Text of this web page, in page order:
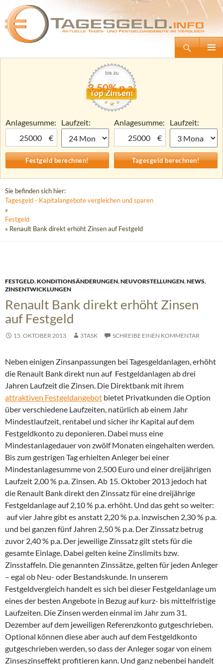
Tagesgeld.info – Tagesgeldkonten vergleichen und Tagesgeld-Zinsen berechnen
Zum
3,50% p.a.
Anlagesumme:
€
Laufzeit:
Anlagesumme:
€
Laufzeit:
Sie befinden sich hier:
Tagesgeld - Kapitalangebote vergleichen und sparen
»
Festgeld
» Renault Bank direkt erhöht Zinsen auf Festgeld
FESTGELD,KONDITIONSÄNDERUNGEN,NEUVORSTELLUNGEN,NEWS,
ZINSENTWICKLUNGEN
Renault Bank direkt erhöht Zinsen
auf Festgeld
15. OKTOBER 2013 3TASK SCHREIBE EINEN KOMMENTAR
Neben einigen Zinsanpassungen bei Tagesgeldanlagen, erhöht
die Renault Bank direkt nun auf Festgeldanlagen ab drei
Jahren Laufzeit die Zinsen. Die Direktbank mit ihrem
attraktiven Festgeldangebot bietet Privatkunden die Option
über verschiedene Laufzeiten, natürlich ab einem Jahr
Mindestlaufzeit, rentabel und sicher ihr Kapital auf dem
Festgeldkonto zu deponieren. Dabei muss eine
Mindestanlagedauer von zwölf Monaten eingehalten werden.
Bis zum gestrigen Tag erhielten Anleger bei einer
Mindestanlagesumme von 2.500 Euro und einer dreijährigen
Laufzeit 2,00 % p.a. Zinsen. Ab 15. Oktober 2013 jedoch hat
die Renault Bank direkt den Zinssatz für eine dreijährige
Festgeldanlage auf 2,10 % p.a. erhöht. Und das geht so weiter:
auf vier Jahre gibt es anstatt 2,20 % p.a. inzwischen 2,30 % p.a.
und bei ganzen fünf Jahren 2,50 % p.a. Der Zinssatz betrug
zuvor 2,40 % p.a. Der jeweilige Zinssatz gilt stets für die
gesamte Einlage. Dabei gelten keine Zinslimits bzw.
Zinsstaffeln. Die genannten Zinssätze, gelten für jeden Anleger
– egal ob Neu- oder Bestandskunde. In unserem
Festgeldvergleich handelt es sich bei dieser Festgeldanlage um
eines der besten Angebote in Bezug auf kurz- bis mittelfristige
Laufzeiten. Die Zinsen werden einmal im Jahr zum 31.
Dezember auf dem jeweiligen Referenzkonto gutgeschrieben.
Optional können diese aber auch auf dem Festgeldkonto
gutgeschrieben werden, so dass der Anleger sogar von einem
Zinseszinseffekt profitieren kann. Und ganz nebenbei handelt